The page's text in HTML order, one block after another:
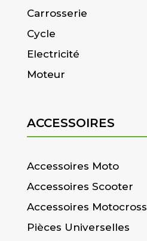
Carrosserie
Cycle
Electricité
Moteur
ACCESSOIRES
Accessoires Moto
Accessoires Scooter
Accessoires Motocross
Pièces Universelles